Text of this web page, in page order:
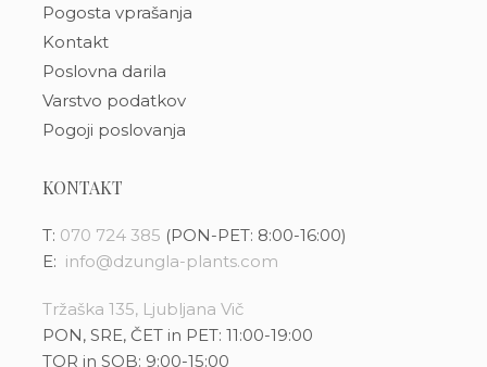
Pogosta vprašanja
Kontakt
Poslovna darila
Varstvo podatkov
Pogoji poslovanja
KONTAKT
T: 070 724 385 (PON-PET: 8:00-16:00)
E: info@dzungla-plants.com
Tržaška 135, Ljubljana Vič
PON, SRE, ČET in PET: 11:00-19:00
TOR in SOB: 9:00-15:00